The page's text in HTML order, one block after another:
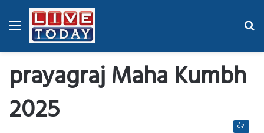
Menu
prayagraj Maha Kumbh
2025
देश